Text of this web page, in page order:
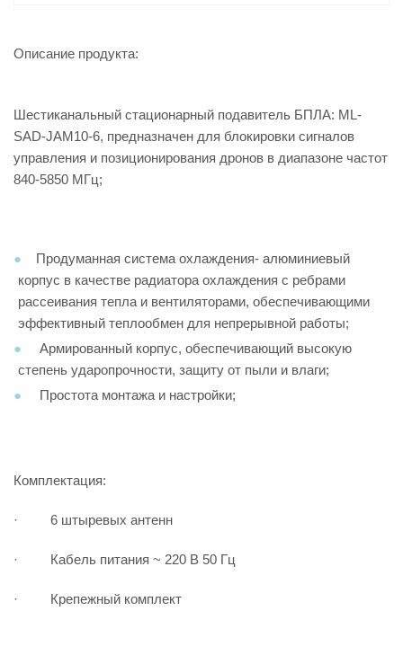
Описание продукта:
Шестиканальный стационарный подавитель БПЛА: ML-
SAD-JAM10-6, предназначен для блокировки сигналов
управления и позиционирования дронов в диапазоне частот
840-5850 МГц;
Продуманная система охлаждения- алюминиевый
корпус в качестве радиатора охлаждения с ребрами
рассеивания тепла и вентиляторами, обеспечивающими
эффективный теплообмен для непрерывной работы;
Армированный корпус, обеспечивающий высокую
степень ударопрочности, защиту от пыли и влаги;
Простота монтажа и настройки;
Комплектация:
· 6 штыревых антенн
· Кабель питания ~ 220 В 50 Гц
· Крепежный комплект